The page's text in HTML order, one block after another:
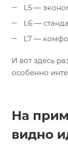
L5 —
L6 —
L7 —
И вот здесь
особенно
На
видно